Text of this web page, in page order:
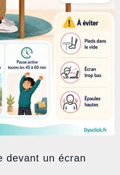
devant un écran